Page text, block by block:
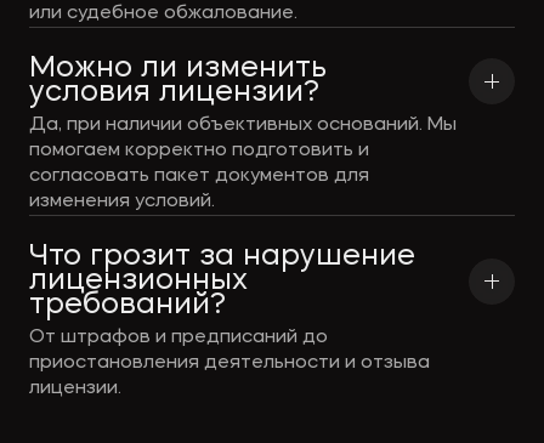
или судебное обжалование.
Можно ли изменить
условия лицензии?
Да, при наличии объективных оснований. Мы
помогаем корректно подготовить и
согласовать пакет документов для
изменения условий.
Что грозит за нарушение
лицензионных
требований?
От штрафов и предписаний до
приостановления деятельности и отзыва
лицензии.